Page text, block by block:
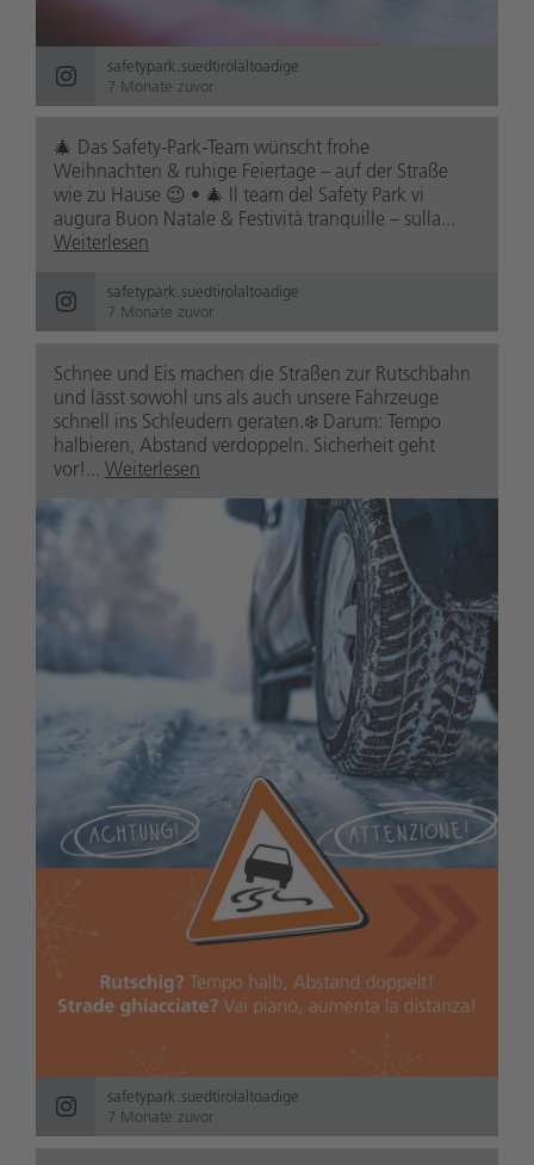
safetypark.suedtirolaltoadige
7 Monate zuvor
🎄 Das Safety-Park-Team wünscht frohe
Weihnachten & ruhige Feiertage – auf der Straße
wie zu Hause 😉 • 🎄 Il team del Safety Park vi
augura Buon Natale & Festività tranquille – sulla...
Weiterlesen
safetypark.suedtirolaltoadige
7 Monate zuvor
Schnee und Eis machen die Straßen zur Rutschbahn
und lässt sowohl uns als auch unsere Fahrzeuge
schnell ins Schleudern geraten.❄️ Darum: Tempo
halbieren, Abstand verdoppeln. Sicherheit geht
vor!... Weiterlesen
safetypark.suedtirolaltoadige
7 Monate zuvor